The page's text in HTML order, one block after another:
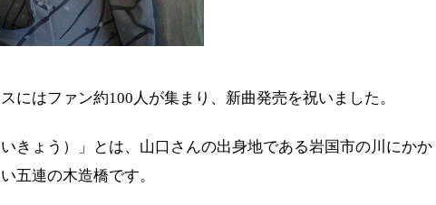
にはファン約100人が集まり、新曲発売を祝いました。
いきょう）」とは、山口さんの出身地である岩国市の川にかか
五連の木造橋です。